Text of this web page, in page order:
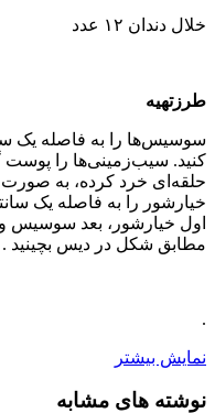
خلال دندان ۱۲ عدد
طرزتهیه
سوسیس‌ها را به فاصله یک
کنید. سیب‌زمینی‌ها را پوست
حلقه‌ای خرد کرده، به
خیارشور را به فاصله یک
اول خیارشور، بعد سوسیس و
مطابق شکل در دیس بچینید .
.
نمایش بیشتر
نوشته های مشابه